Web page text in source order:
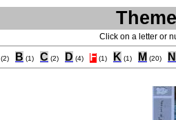
Click on a letter or
(2) B (1) C (2) D (4) F (1) K (1) M (20) N